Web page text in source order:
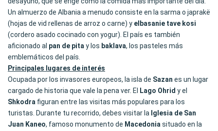
Un almuerzo de Albania a menudo consiste en la sarma o japrakë
(hojas de vid rellenas de arroz o carne) y elbasanie tave kosi
(cordero asado cocinado con yogur). El país es también
aficionado al pan de pitay los baklava, los pasteles más
emblemáticos del país.
Principales lugares de interés
Ocupada por los invasores europeos, la isla de Sazan es un lugar
cargado de historia que vale la pena ver. El
Lago Ohrid y el
Shkodra figuran entre las visitas más populares para los
turistas. Durante tu recorrido, debes visitar la Iglesia de San
Juan Kaneo, famoso monumento de Macedoniasituado en la